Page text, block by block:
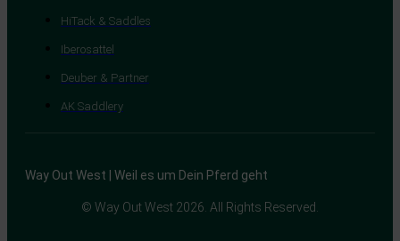
HiTack & Saddles
Iberosattel
Deuber & Partner
AK Saddlery
Way Out West | Weil es um Dein Pferd geht
© Way Out West 2026. All Rights Reserved.